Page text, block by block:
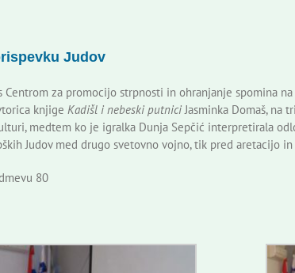
Judov
Centrom za promocijo strpnosti in ohranjanje spomina
knjige Kadišl i nebeski putnici Jasminka Domaš, na
medtem ko je igralka Dunja Sepčić interpretirala
Judov med drugo svetovno vojno, tik pred aretacijo
80